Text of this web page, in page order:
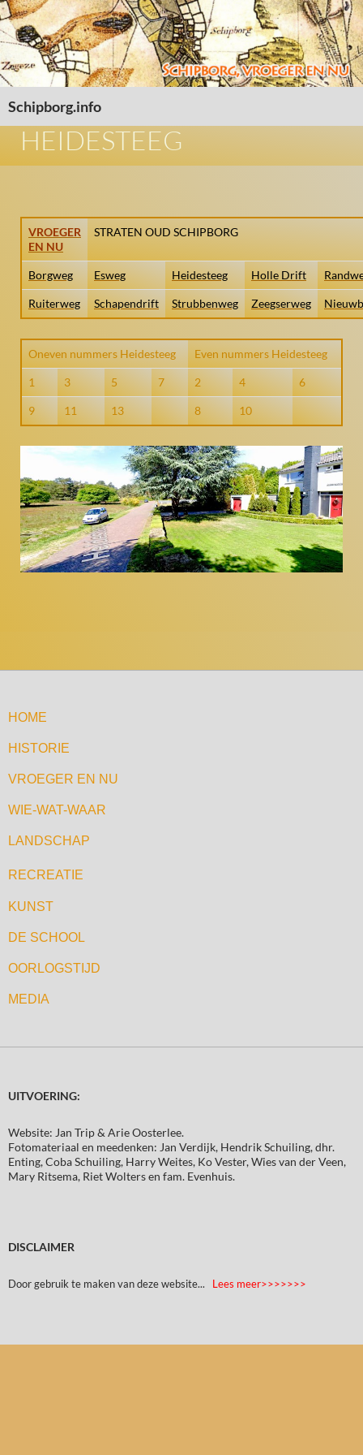
Schipborg.info
SPRING NAAR INHOUD
HEIDESTEEG
VROEGER
EN NU
STRATEN OUD SCHIPBORG
Borgweg Esweg Heidesteeg Holle Drift
Ruiterweg Schapendrift Strubbenweg Zeegserweg
Oneven nummers Heidesteeg Even nummers Heidesteeg
1 3 5 7 2 4 6
9 11 13 8 10
HOME
HISTORIE
VROEGER EN NU
WIE-WAT-WAAR
LANDSCHAP
RECREATIE
KUNST
DE SCHOOL
OORLOGSTIJD
MEDIA
UITVOERING:
Website: Jan Trip & Arie Oosterlee.
Fotomateriaal en meedenken: Jan Verdijk, Hendrik Schuiling, dhr.
Enting, Coba Schuiling, Harry Weites, Ko Vester, Wies van der Veen,
Mary Ritsema, Riet Wolters en fam. Evenhuis.
DISCLAIMER
Door gebruik te maken van deze website... Lees meer>>>>>>>